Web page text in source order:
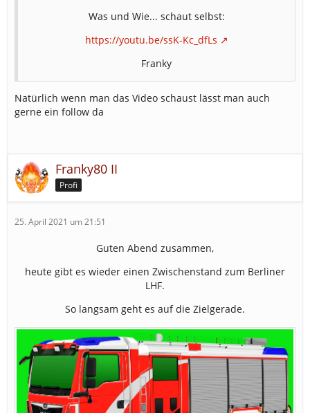
Was und Wie... schaut selbst:
https://youtu.be/ssK-Kc_dfLs
Franky
Natürlich wenn man das Video schaust lässt man auch
gerne ein follow da
Franky80 II
Profi
25. April 2021 um 21:51
Guten Abend zusammen,
heute gibt es wieder einen Zwischenstand zum Berliner
LHF.
So langsam geht es auf die Zielgerade.